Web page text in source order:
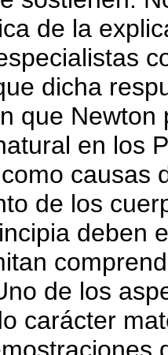
de la
dicha
que
en los
causas
de los
deben
de los
carácter